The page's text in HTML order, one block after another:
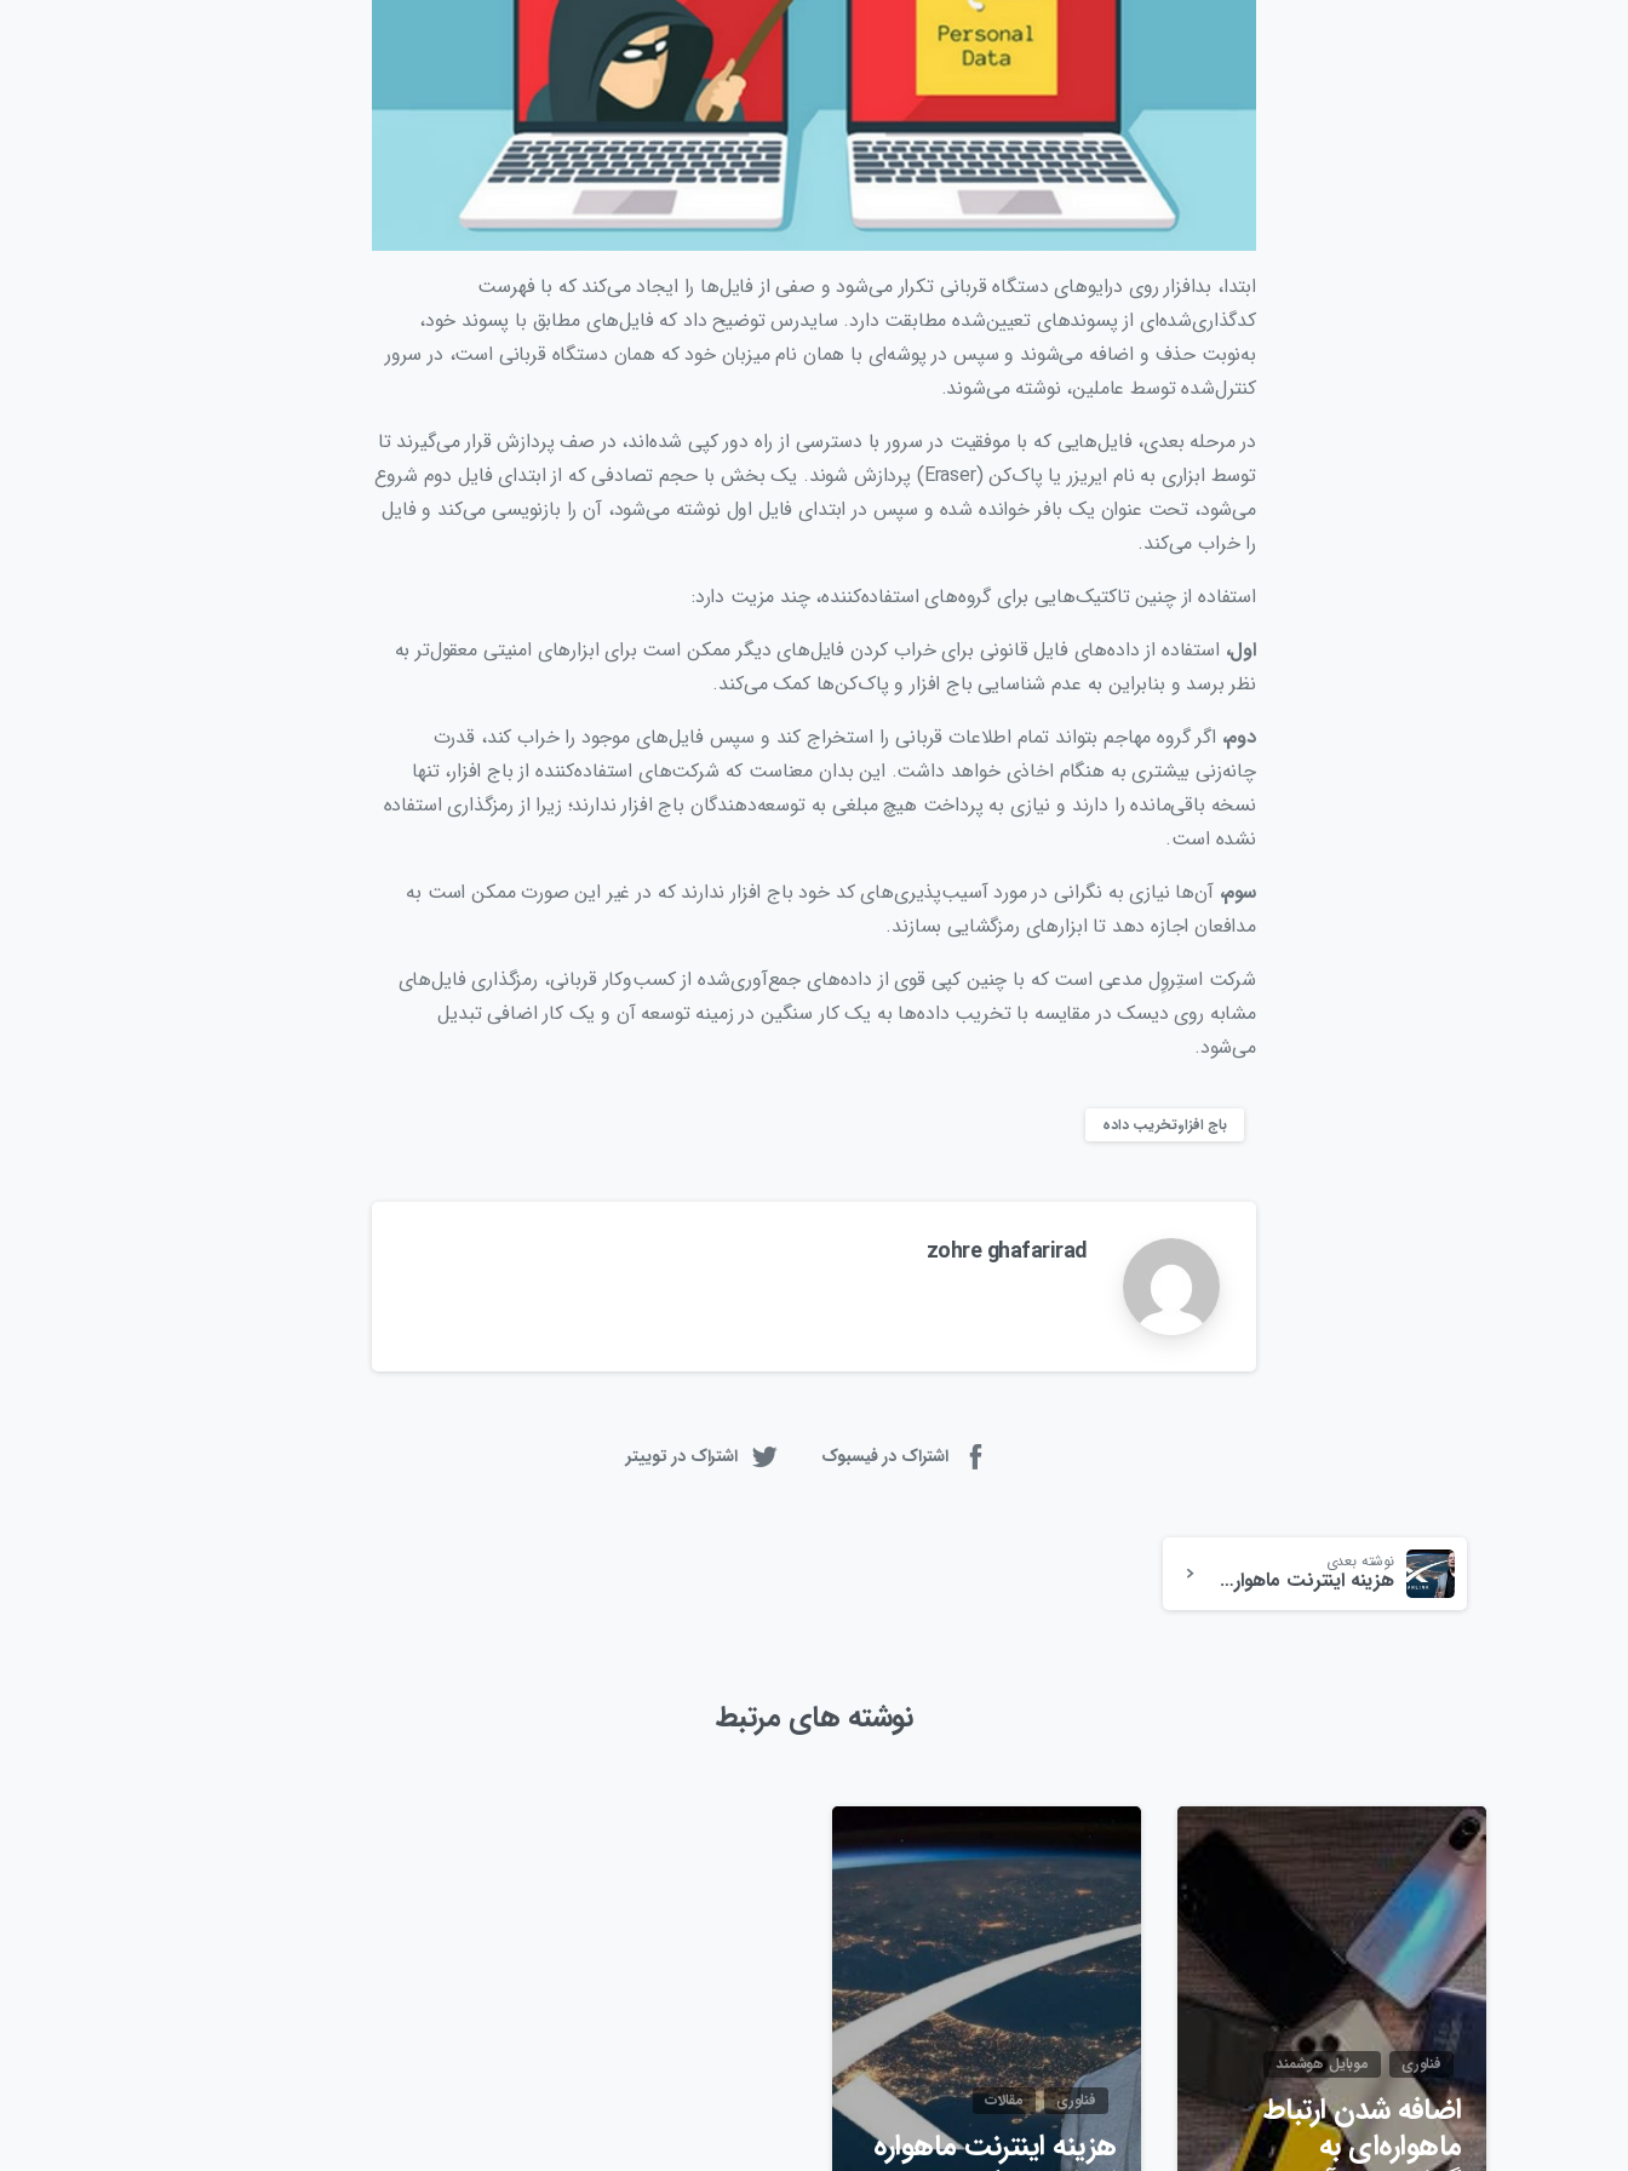
ابتدا، بدافزار روی درایوهای دستگاه قربانی تکرار می‌شود و صفی از فایل‌ها را ایجاد می‌کند که با فهرست
کدگذاری‌شده‌ای از پسوندهای تعیین‌شده مطابقت دارد. سایدرس توضیح داد که فایل‌های مطابق با پسوند خود،
به‌نوبت حذف و اضافه می‌شوند و سپس در پوشه‌ای با همان نام میزبان خود که همان دستگاه قربانی است، در سرور
کنترل‌شده توسط عاملین، نوشته می‌شوند.
در مرحله بعدی، فایل‌هایی که با موفقیت در سرور با دسترسی از راه دور کپی شده‌اند، در صف پردازش قرار می‌گیرند تا
توسط ابزاری به نام ایریزر یا پاک‌کن (Eraser) پردازش شوند. یک بخش با حجم تصادفی که از ابتدای فایل دوم شروع
می‌شود، تحت عنوان یک بافر خوانده شده و سپس در ابتدای فایل اول نوشته می‌شود، آن را بازنویسی می‌کند و فایل
را خراب می‌کند.
استفاده از چنین تاکتیک‌هایی برای گروه‌های استفاده‌کننده، چند مزیت دارد:
اول، استفاده از داده‌های فایل قانونی برای خراب کردن فایل‌های دیگر ممکن است برای ابزارهای امنیتی معقول‌تر به
نظر برسد و بنابراین به عدم‌ شناسایی باج افزار و پاک‌کن‌ها کمک می‌کند.
دوم، اگر گروه مهاجم بتواند تمام اطلاعات قربانی را استخراج کند و سپس فایل‌های موجود را خراب کند، قدرت
چانه‌زنی بیشتری به هنگام اخاذی خواهد داشت. این بدان معناست که شرکت‌های استفاده‌کننده از باج افزار، تنها
نسخه باقی‌مانده را دارند و نیازی به پرداخت هیچ مبلغی به توسعه‌دهندگان باج افزار ندارند؛ زیرا از رمزگذاری استفاده
نشده است.
سوم، آن‌ها نیازی به نگرانی در مورد آسیب‌پذیری‌های کد خود باج افزار ندارند که در غیر این صورت ممکن است به
مدافعان اجازه دهد تا ابزارهای رمزگشایی بسازند.
شرکت استِروِل مدعی است که با چنین کپی قوی از داده‌های جمع‌آوری‌شده از کسب‌وکار قربانی، رمزگذاری فایل‌های
مشابه روی دیسک در مقایسه با تخریب داده‌ها به یک کار سنگین در زمینه توسعه آن و یک کار اضافی تبدیل
می‌شود.
باج افزار،تخریب داده
zohre ghafarirad
اشتراک در فیسبوک اشتراک در توییتر
نوشته بعدی
هزینه اینترنت ماهواره ای استارلینک چقدر است؟
نوشته های مرتبط
0
فناوری موبایل هوشمند
اضافه شدن ارتباط
ماهواره‌ای به
0
فناوری مقالات
هزینه اینترنت ماهواره